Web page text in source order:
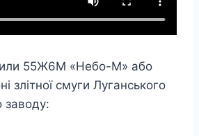
55Ж6М «Небо-М» або
злітної смуги Луганського
заводу: